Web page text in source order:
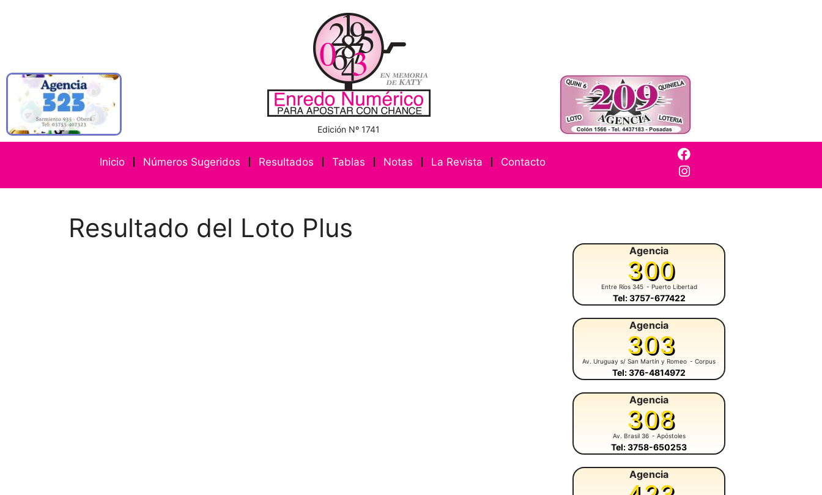
Edición Nº 1741
Inicio Números Sugeridos Resultados Tablas Notas La Revista Contacto
Resultado del Loto Plus
Agencia
300
Entre Ríos 345 - Puerto Libertad
Tel: 3757-677422
Agencia
303
Av. Uruguay s/ San Martín y Romeo - Corpus
Tel: 376-4814972
Agencia
308
Av. Brasil 36 - Apóstoles
Tel: 3758-650253
Agencia